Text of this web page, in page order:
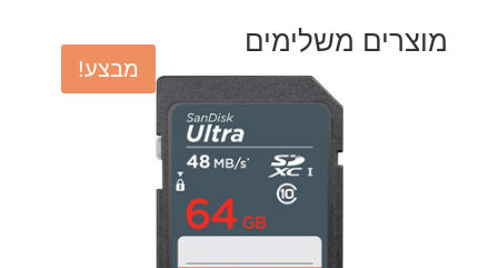
מוצרים משלימים
מבצע!